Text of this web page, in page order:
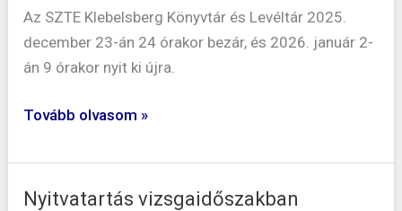
Az SZTE Klebelsberg Könyvtár és Levéltár 2025.
december 23-án 24 órakor bezár, és 2026. január 2-
án 9 órakor nyit ki újra.
nyitvatartás
Tovább olvasom »
Nyitvatartás vizsgaidőszakban
Nyitvatartás